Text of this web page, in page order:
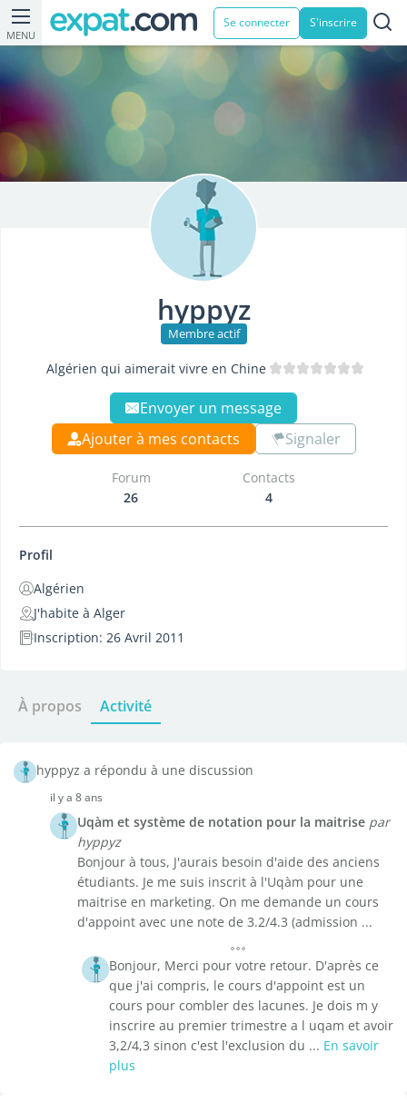
MENU
Se connecter S'inscrire
hyppyz
Membre actif
Algérien qui aimerait vivre en Chine
Envoyer un message
Ajouter à mes contacts
Signaler
Forum
26
Contacts
4
Profil
Algérien
J'habite à Alger
Inscription: 26 Avril 2011
À propos Activité
hyppyz a répondu à une discussion
il y a 8 ans
Uqàm et système de notation pour la maitrise par
hyppyz
Bonjour à tous, J'aurais besoin d'aide des anciens
étudiants. Je me suis inscrit à l'Uqàm pour une
maitrise en marketing. On me demande un cours
d'appoint avec une note de 3.2/4.3 (admission ...
Bonjour, Merci pour votre retour. D'après ce
que j'ai compris, le cours d'appoint est un
cours pour combler des lacunes. Je dois m y
inscrire au premier trimestre a l uqam et avoir
3,2/4,3 sinon c'est l'exclusion du ... En savoir
plus